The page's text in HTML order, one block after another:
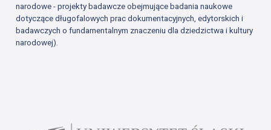
narodowe - projekty badawcze obejmujące badania naukowe
dotyczące długofalowych prac dokumentacyjnych, edytorskich i
badawczych o fundamentalnym znaczeniu dla dziedzictwa i kultury
narodowej).